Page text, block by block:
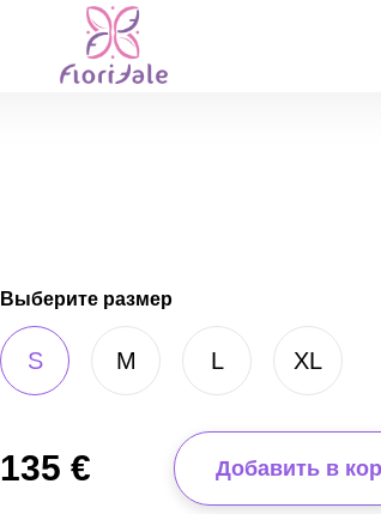
Выберите размер
S M L XL
135 € Добавить в